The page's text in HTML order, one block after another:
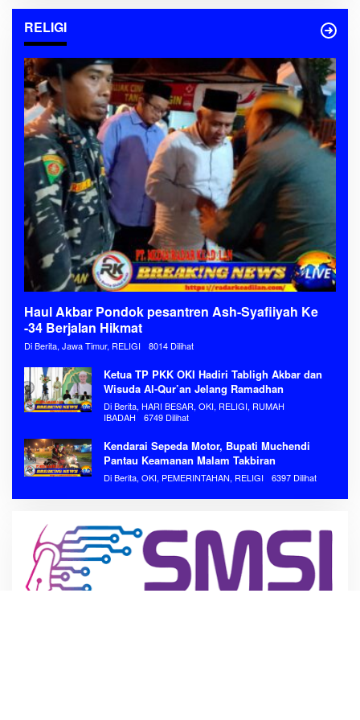
RELIGI
Haul Akbar Pondok pesantren Ash-Syafiiyah Ke
-34 Berjalan Hikmat
Di Berita, Jawa Timur, RELIGI 8014 Dilihat
Ketua TP PKK OKI Hadiri Tabligh Akbar dan
Wisuda Al-Qur’an Jelang Ramadhan
Di Berita, HARI BESAR, OKI, RELIGI, RUMAH
IBADAH
6749 Dilihat
Kendarai Sepeda Motor, Bupati Muchendi
Pantau Keamanan Malam Takbiran
Di Berita, OKI, PEMERINTAHAN, RELIGI 6397 Dilihat